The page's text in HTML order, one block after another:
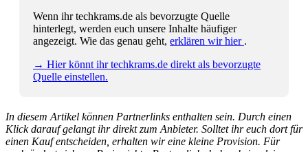
Wenn ihr techkrams.de als bevorzugte Quelle
hinterlegt, werden euch unsere Inhalte häufiger
angezeigt. Wie das genau geht, erklären wir hier .
→ Hier könnt ihr techkrams.de direkt als bevorzugte
Quelle einstellen.
In diesem Artikel können Partnerlinks enthalten sein. Durch einen
Klick darauf gelangt ihr direkt zum Anbieter. Solltet ihr euch dort für
einen Kauf entscheiden, erhalten wir eine kleine Provision. Für